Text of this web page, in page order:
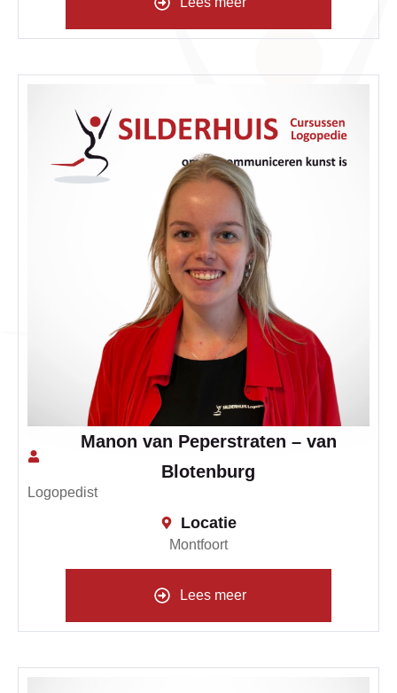
Manon van Peperstraten – van
Blotenburg
Logopedist
Locatie
Montfoort
Lees meer